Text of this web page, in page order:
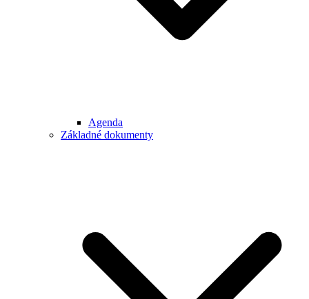
Agenda
Základné dokumenty